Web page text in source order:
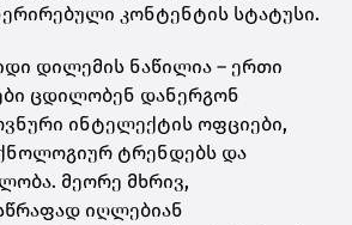
კონტენტის სტატუსი.
დილემის ნაწილია – ერთი
ცდილობენ დანერგონ
ინტელექტის ოფციები,
ტრენდებს და
მეორე მხრივ,
იღლებიან